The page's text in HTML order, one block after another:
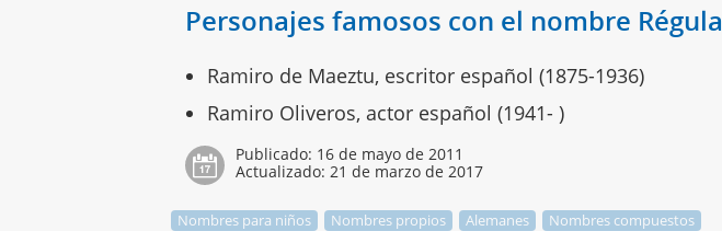
Personajes famosos con el nombre Régula
Ramiro de Maeztu, escritor español (1875-1936)
Ramiro Oliveros, actor español (1941- )
Publicado: 16 de mayo de 2011
Actualizado: 21 de marzo de 2017
Nombres para niños Nombres propios Alemanes Nombres compuestos